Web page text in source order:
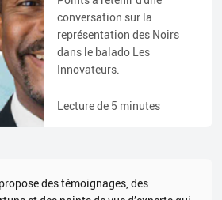
conversation sur la
représentation des Noirs
dans le balado Les
Innovateurs.
Lecture de 5 minutes
des témoignages, des